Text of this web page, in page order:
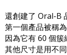
還創建了 Oral-B
第一個產品被稱
因為它有 60 個簇
其他尺寸是用不